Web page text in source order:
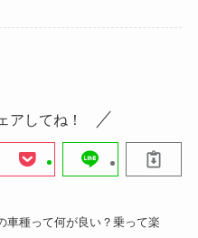
アしてね！
車種って何が良い？乗って楽